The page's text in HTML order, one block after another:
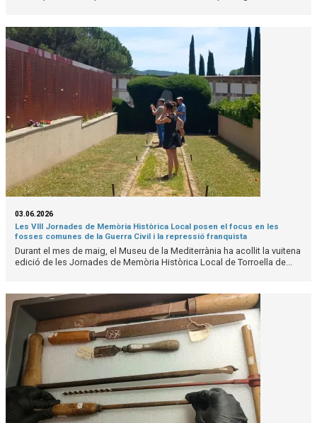
03.06.2026
Les VIII Jornades de Memòria Històrica Local posen el focus en les
fosses comunes de la Guerra Civil i la repressió franquista
Durant el mes de maig, el Museu de la Mediterrània ha acollit la vuitena
edició de les Jornades de Memòria Històrica Local de Torroella de...